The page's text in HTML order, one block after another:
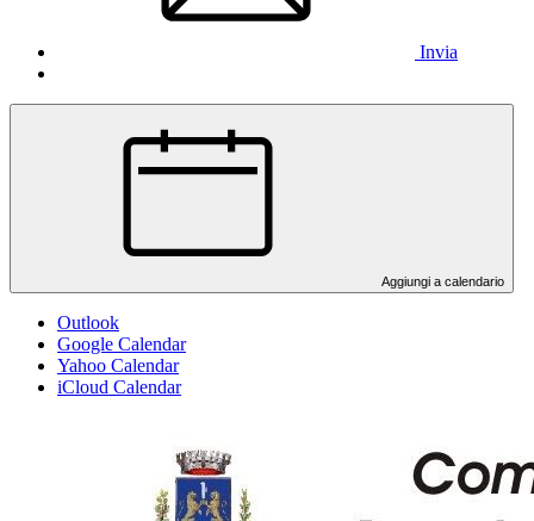
Invia
Aggiungi a calendario
Outlook
Google Calendar
Yahoo Calendar
iCloud Calendar